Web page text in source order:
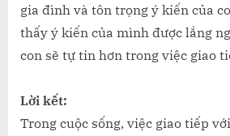
gia đình và tôn trọng ý kiến của
thấy ý kiến của mình được lắng
con sẽ tự tin hơn trong việc giao
Lời kết:
Trong cuộc sống, việc giao tiếp